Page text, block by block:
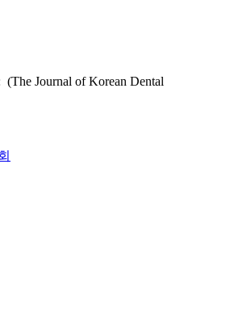
Journal of Korean Dental